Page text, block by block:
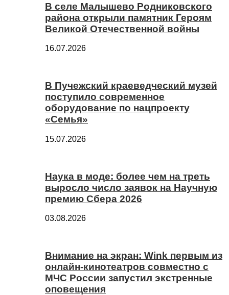
В селе Малышево Родниковского
района открыли памятник Героям
Великой Отечественной войны
16.07.2026
В Пучежский краеведческий музей
поступило современное
оборудование по нацпроекту
«Семья»
15.07.2026
Наука в моде: более чем на треть
выросло число заявок на Научную
премию Сбера 2026
03.08.2026
Внимание на экран: Wink первым из
онлайн-кинотеатров совместно с
МЧС России запустил экстренные
оповещения